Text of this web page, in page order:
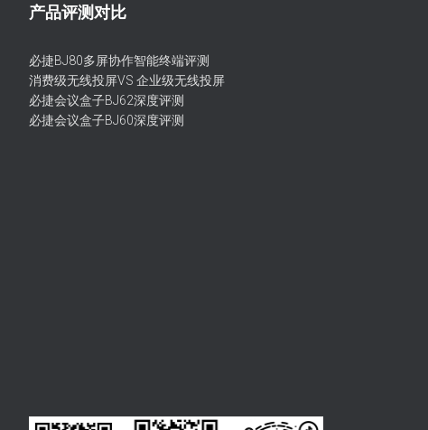
产品评测对比
必捷BJ80多屏协作智能终端评测
消费级无线投屏VS 企业级无线投屏
必捷会议盒子BJ62深度评测
必捷会议盒子BJ60深度评测